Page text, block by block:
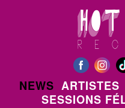
NEWS ARTISTES
SESSIONS